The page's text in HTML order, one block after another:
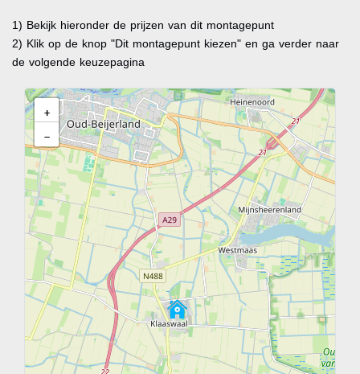
1) Bekijk hieronder de prijzen van dit montagepunt
2) Klik op de knop "Dit montagepunt kiezen" en ga verder naar
de volgende keuzepagina
+
−